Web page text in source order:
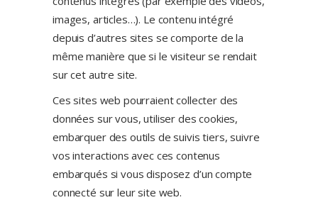
images, articles…). Le contenu intégré
depuis d’autres sites se comporte de la
même manière que si le visiteur se rendait
sur cet autre site.
Ces sites web pourraient collecter des
données sur vous, utiliser des cookies,
embarquer des outils de suivis tiers, suivre
vos interactions avec ces contenus
embarqués si vous disposez d’un compte
connecté sur leur site web.